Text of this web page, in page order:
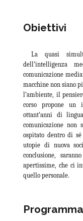
Obiettivi
La quasi
dell’intelligenza
comunicazione
macchine non siano
l’ambiente, il
corso propone un
ottant’anni di
comunicazione non
ospitato dentro di
utopie di nuova
conclusione,
apertissime, che ci
quello personale.
Programma